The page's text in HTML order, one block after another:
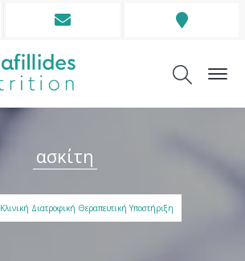
Envelope
Address
ασκίτη
Κλινική Διατροφική Θεραπευτική Υποστήριξη